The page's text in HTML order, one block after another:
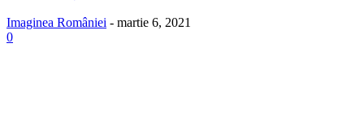
Imaginea României - martie 6, 2021
0